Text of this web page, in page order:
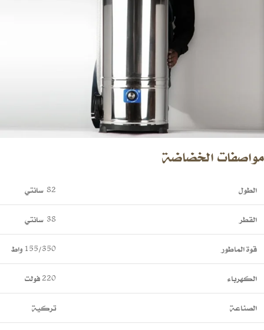
مواصفات الخضاضة
الطول 82 سانتي
القطر 38 سانتي
قوة الماطور 155/350 واط
الكهرباء 220 فولت
الصناعة تركية